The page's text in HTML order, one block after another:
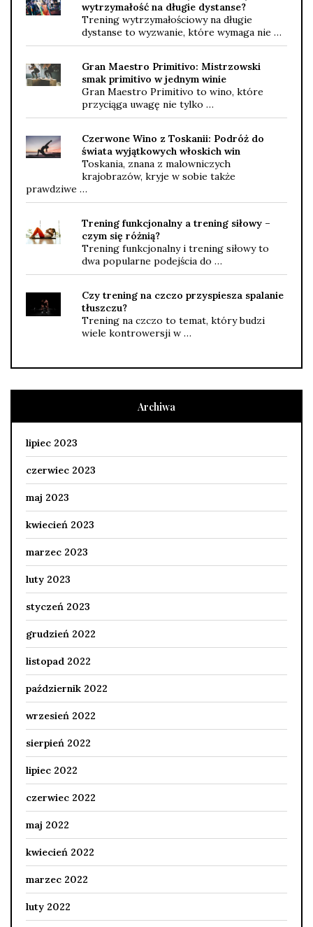
wytrzymałość na długie dystanse?
Trening wytrzymałościowy na długie
dystanse to wyzwanie, które wymaga nie …
Gran Maestro Primitivo: Mistrzowski
smak primitivo w jednym winie
Gran Maestro Primitivo to wino, które
przyciąga uwagę nie tylko …
Czerwone Wino z Toskanii: Podróż do
świata wyjątkowych włoskich win
Toskania, znana z malowniczych
krajobrazów, kryje w sobie także
prawdziwe …
Trening funkcjonalny a trening siłowy –
czym się różnią?
Trening funkcjonalny i trening siłowy to
dwa popularne podejścia do …
Czy trening na czczo przyspiesza spalanie
tłuszczu?
Trening na czczo to temat, który budzi
wiele kontrowersji w …
Archiwa
lipiec 2023
czerwiec 2023
maj 2023
kwiecień 2023
marzec 2023
luty 2023
styczeń 2023
grudzień 2022
listopad 2022
październik 2022
wrzesień 2022
sierpień 2022
lipiec 2022
czerwiec 2022
maj 2022
kwiecień 2022
marzec 2022
luty 2022